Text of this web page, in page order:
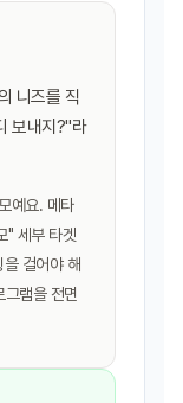
니즈를 직
보내지?"라
예요. 메타
" 세부 타겟
걸어야 해
램을 전면